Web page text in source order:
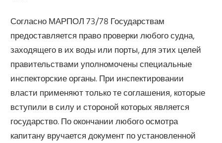
Согласно МАРПОЛ 73/78 Государствам
предоставляется право проверки любого судна,
заходящего в их воды или порты, для этих целей
правительствами уполномочены специальные
инспекторские органы. При инспектировании
власти применяют только те соглашения, которые
вступили в силу и стороной которых является
государство. По окончании любого осмотра
капитану вручается документ по установленной